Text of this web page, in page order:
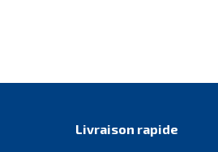
Livraison rapide